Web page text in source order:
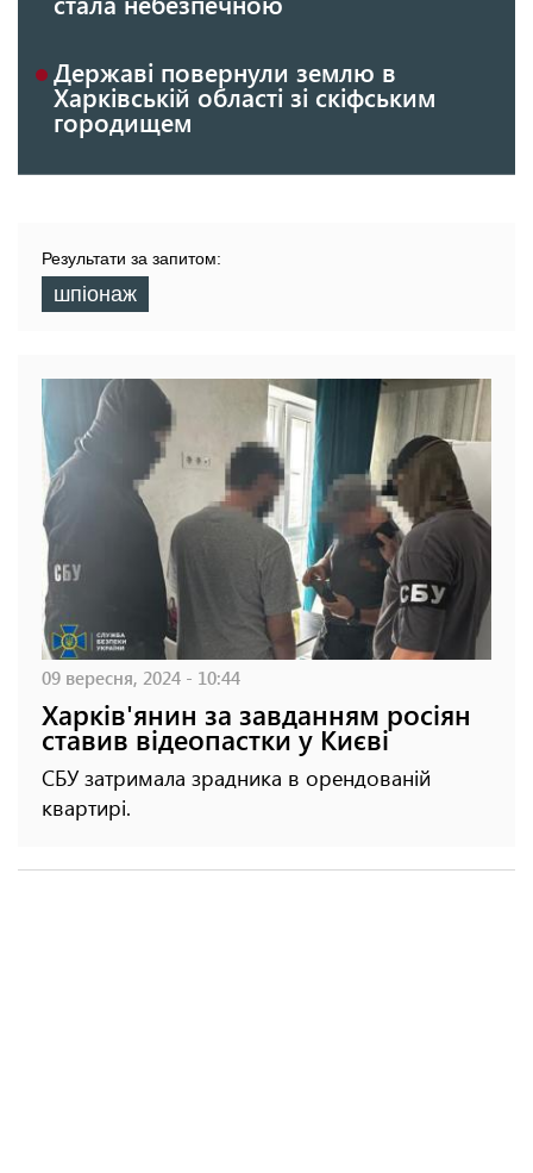
Державі повернули землю в
Харківській області зі скіфським
городищем
Результати за запитом:
шпіонаж
09 вересня, 2024 - 10:44
Харків'янин за завданням росіян
ставив відеопастки у Києві
СБУ затримала зрадника в орендованій
квартирі.